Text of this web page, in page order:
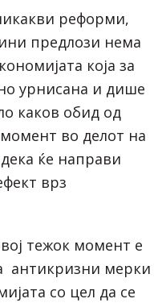
реформи,
предлози нема
која за
урнисана и дише
каков обид од
во делот на
ќе направи
врз
тежок момент е
антикризни мерки
со цел да се